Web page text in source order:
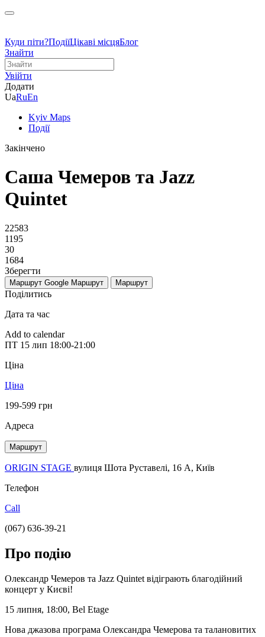
Куди піти?ПодіїЦікаві місцяБлог
Знайти
Увійти
Додати
UaRuEn
Kyiv Maps
Події
Закінчено
Саша Чемеров та Jazz
Quintet
22583
1195
30
1684
Зберегти
Маршрут Google Маршрут Маршрут
Поділитись
Дата та час
Add to calendar
ПТ 15 лип 18:00-21:00
Ціна
Ціна
199-599 грн
Адреса
Маршрут
ORIGIN STAGE вулиця Шота Руставелі, 16 A, Київ
Телефон
Call
(067) 636-39-21
Про подію
Олександр Чемеров та Jazz Quintet відіграють благодійний
концерт у Києві!
15 липня, 18:00, Bel Etage
Нова джазова програма Олександра Чемерова та талановитих